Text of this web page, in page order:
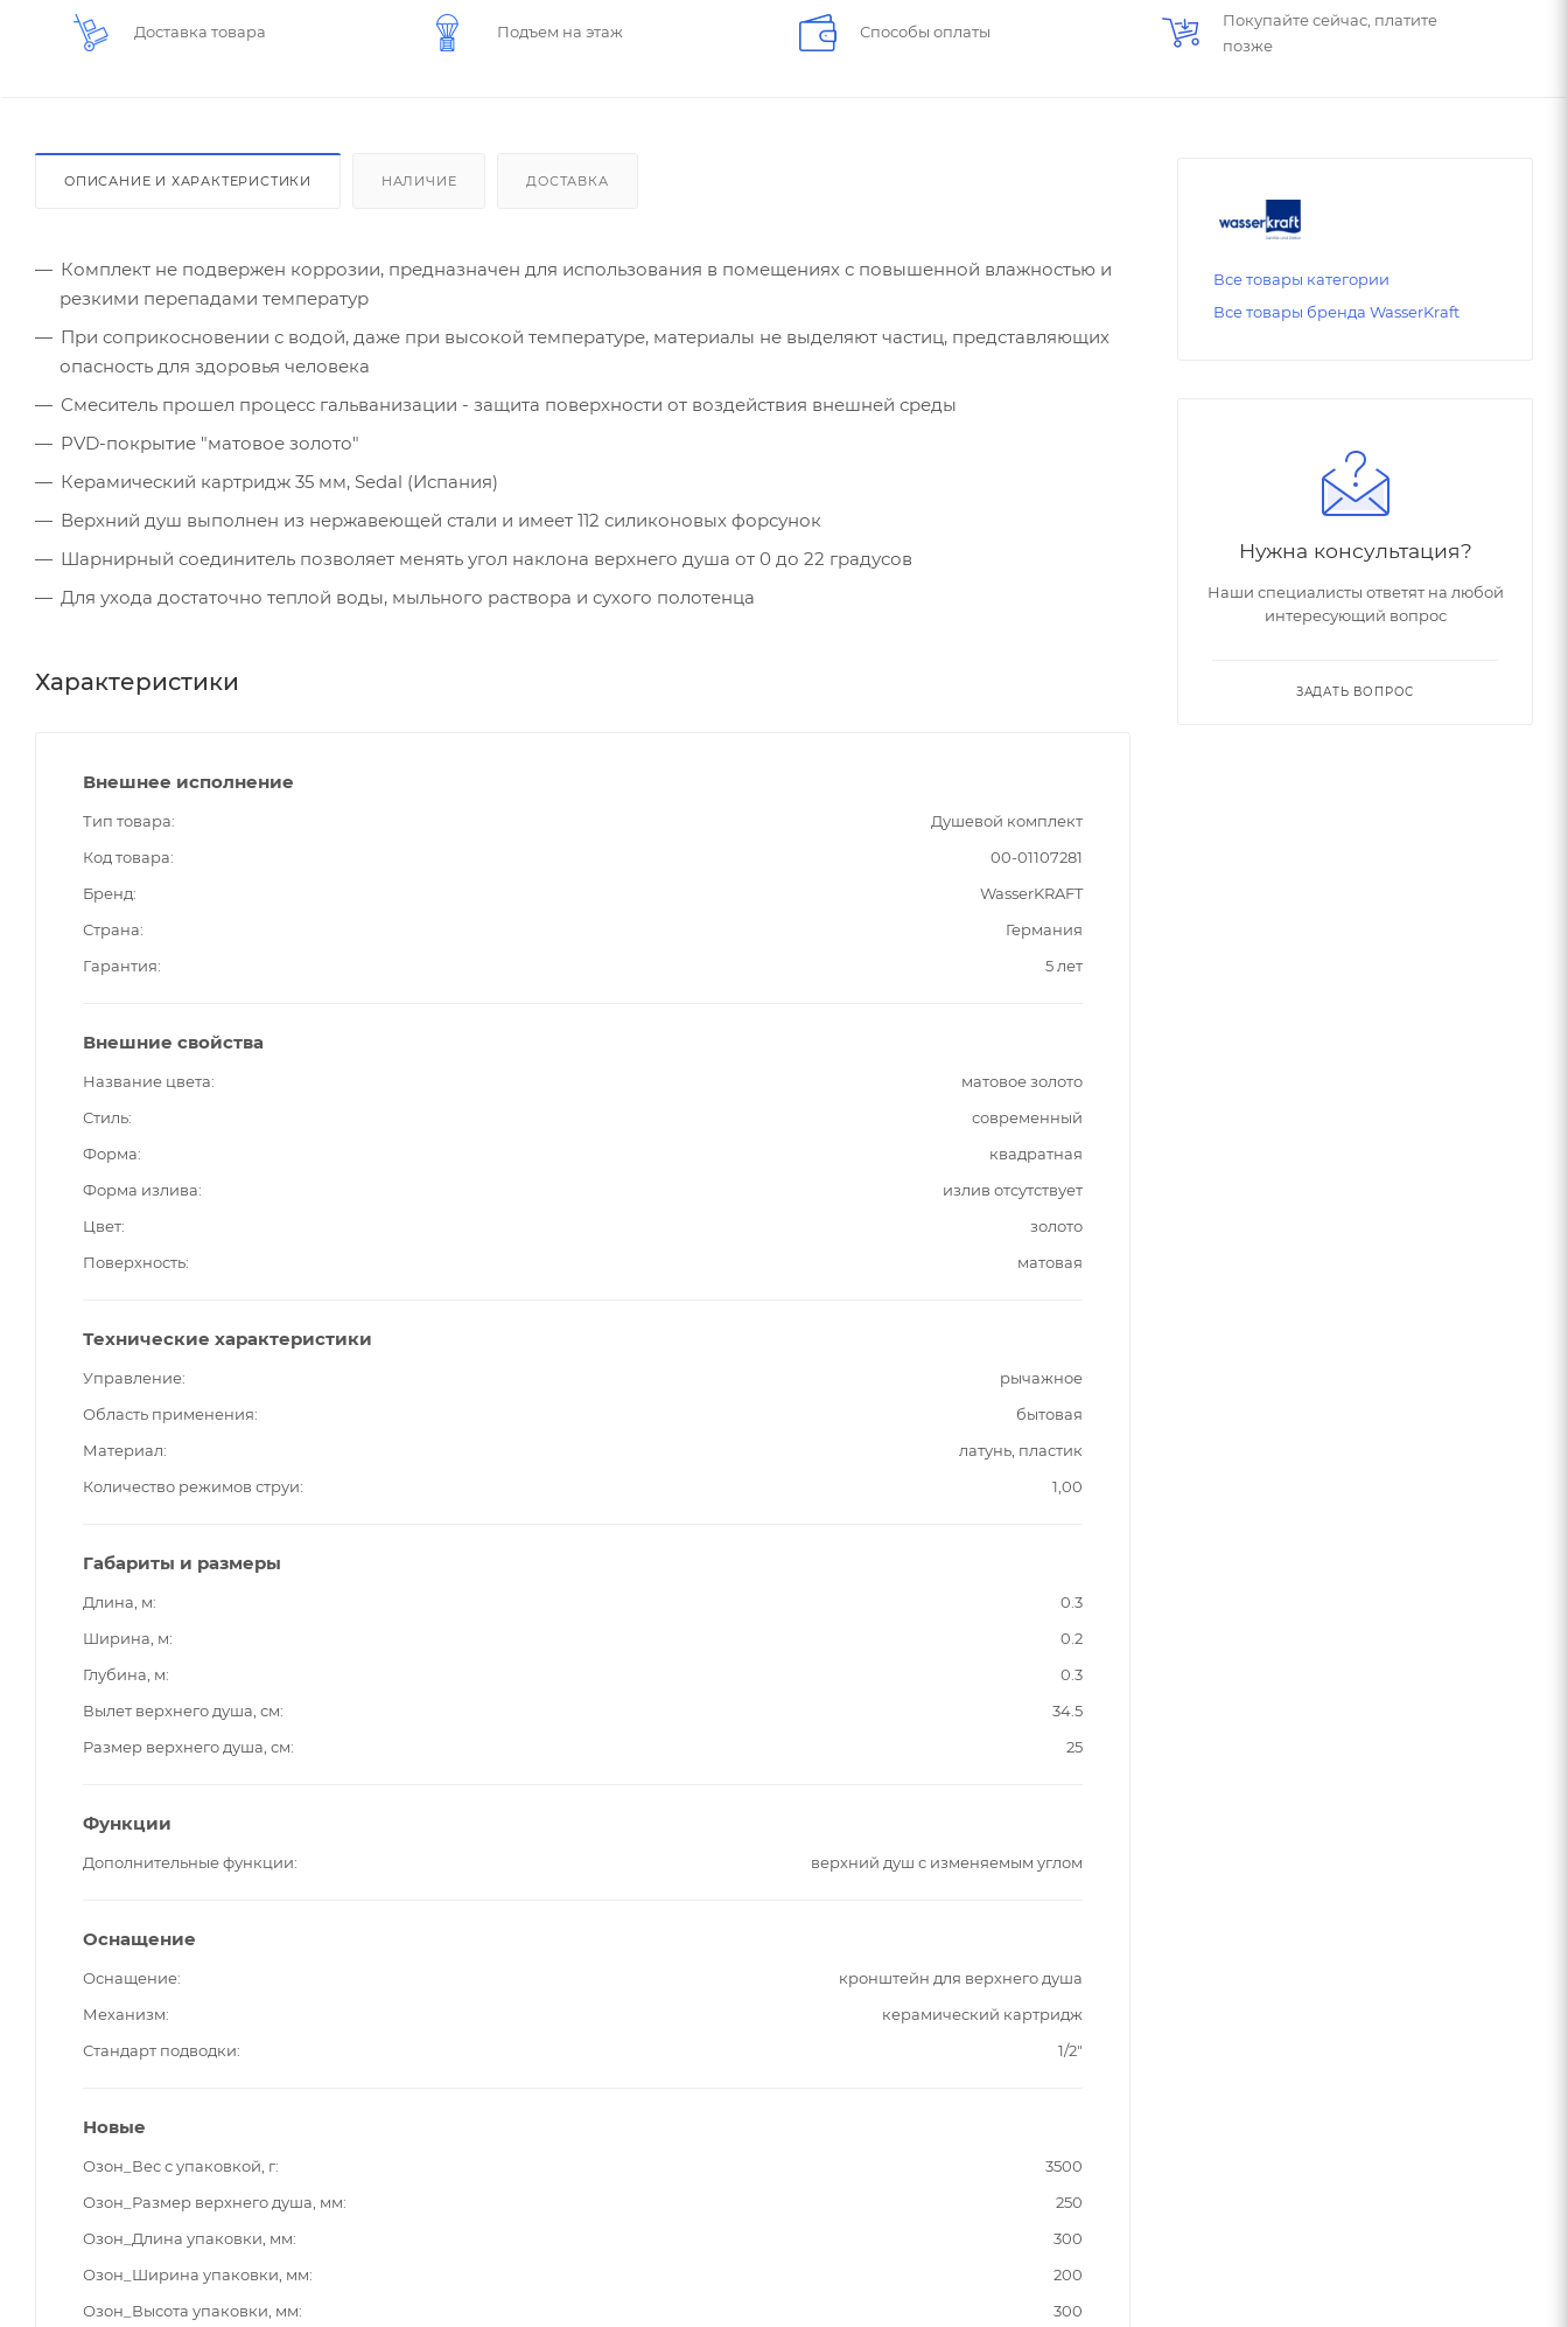
Доставка товара Подъем на этаж Способы оплаты
Покупайте сейчас, платите
позже
ОПИСАНИЕ И ХАРАКТЕРИСТИКИ НАЛИЧИЕ ДОСТАВКА
Комплект не подвержен коррозии, предназначен для использования в помещениях с повышенной влажностью и
резкими перепадами температур
При соприкосновении с водой, даже при высокой температуре, материалы не выделяют частиц, представляющих
опасность для здоровья человека
Смеситель прошел процесс гальванизации - защита поверхности от воздействия внешней среды
PVD-покрытие "матовое золото"
Керамический картридж 35 мм, Sedal (Испания)
Верхний душ выполнен из нержавеющей стали и имеет 112 силиконовых форсунок
Шарнирный соединитель позволяет менять угол наклона верхнего душа от 0 до 22 градусов
Для ухода достаточно теплой воды, мыльного раствора и сухого полотенца
Характеристики
Внешнее исполнение
Тип товара
Душевой комплект
Код товара
00-01107281
Бренд
WasserKRAFT
Страна
Германия
Гарантия
5 лет
Внешние свойства
Название цвета
матовое золото
Стиль
современный
Форма
квадратная
Форма излива
излив отсутствует
Цвет
золото
Поверхность
матовая
Технические характеристики
Управление
рычажное
Область применения
бытовая
Материал
латунь, пластик
Количество режимов струи
1,00
Габариты и размеры
Длина, м
0.3
Ширина, м
0.2
Глубина, м
0.3
Вылет верхнего душа, см
34.5
Размер верхнего душа, см
25
Функции
Дополнительные функции верхний душ с изменяемым углом
Оснащение
Оснащение
кронштейн для верхнего душа
Механизм
керамический картридж
Стандарт подводки
1/2"
Новые
Озон_Вес с упаковкой, г
3500
Озон_Размер верхнего душа, мм
250
Озон_Длина упаковки, мм
300
Озон_Ширина упаковки, мм
200
Озон_Высота упаковки, мм
300
Все товары категории
Все товары бренда WasserKraft
Нужна консультация?
Наши специалисты ответят на любой
интересующий вопрос
ЗАДАТЬ ВОПРОС